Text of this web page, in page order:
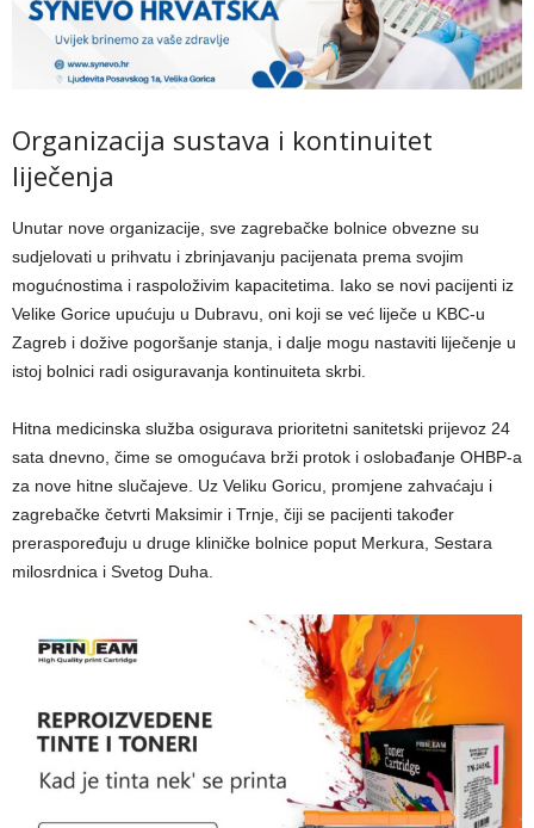
Organizacija sustava i kontinuitet
liječenja
Unutar nove organizacije, sve zagrebačke bolnice obvezne su
sudjelovati u prihvatu i zbrinjavanju pacijenata prema svojim
mogućnostima i raspoloživim kapacitetima. Iako se novi pacijenti iz
Velike Gorice upućuju u Dubravu, oni koji se već liječe u KBC-u
Zagreb i dožive pogoršanje stanja, i dalje mogu nastaviti liječenje u
istoj bolnici radi osiguravanja kontinuiteta skrbi.
Hitna medicinska služba osigurava prioritetni sanitetski prijevoz 24
sata dnevno, čime se omogućava brži protok i oslobađanje OHBP-a
za nove hitne slučajeve. Uz Veliku Goricu, promjene zahvaćaju i
zagrebačke četvrti Maksimir i Trnje, čiji se pacijenti također
preraspoređuju u druge kliničke bolnice poput Merkura, Sestara
milosrdnica i Svetog Duha.